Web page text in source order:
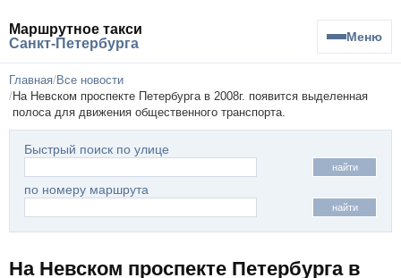
Маршрутное такси
Санкт-Петербурга
Меню
Главная Все новости
На Невском проспекте Петербурга в 2008г. появится выделенная
полоса для движения общественного транспорта.
Быстрый поиск по улице
найти
по номеру маршрута
найти
На Невском проспекте Петербурга в